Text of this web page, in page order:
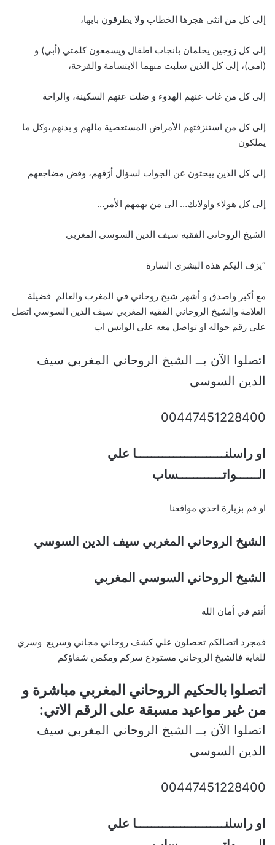
إلى كل من انثى هجرها الخطاب ولا يطرقون بابها،
إلى كل زوجين يحلمان بانجاب اطفال ويسمعون كلمتي (أبي) و
(أمي)، إلى كل الذين سلبت منهما الابتسامة والفرحة،
إلى كل من غاب عنهم الهدوء و ضلت عنهم السكينة، والراحة
إلى كل من استنزفتهم الأمراض المستعصية مالهم و بدنهم،وكل ما
يملكون
إلى كل الذين يبحثون عن الجواب لسؤال أرَقهم، وقض مضاجعهم
إلى كل هؤلاء واولائك… الى من يهمهم الأمر…
الشيخ الروحاني الفقيه سيف الدين السوسي المغربي
“يزف اليكم هذه البشرى السارة
مع أكبر واصدق و أشهر شيخ روحاني في المغرب والعالم فضيلة
العلامة والشيخ الروحاني الفقيه المغربي سيف الدين السوسي اتصل
علي رقم جواله او تواصل معه علي الواتس اب
اتصلوا الآن بــ الشيخ الروحاني المغربي سيف
الدين السوسي
00447451228400
او راسلنــــــــــــــــــــــــا علي
الــــــواتــــــــــــساب
او قم بزيارة احدي مواقعنا
الشيخ الروحاني المغربي سيف الدين السوسي
الشيخ الروحاني السوسي المغربي
أنتم في أمان الله
فمجرد اتصالكم تحصلون علي كشف روحاني مجاني وسريع وسري
للغاية فالشيخ الروحاني مستودع سركم ومكمن شفاؤكم
اتصلوا بالحكيم الروحاني المغربي مباشرة و
من غير مواعيد مسبقة على الرقم الاتي:
اتصلوا الآن بــ الشيخ الروحاني المغربي سيف
الدين السوسي
00447451228400
او راسلنــــــــــــــــــــــــا علي